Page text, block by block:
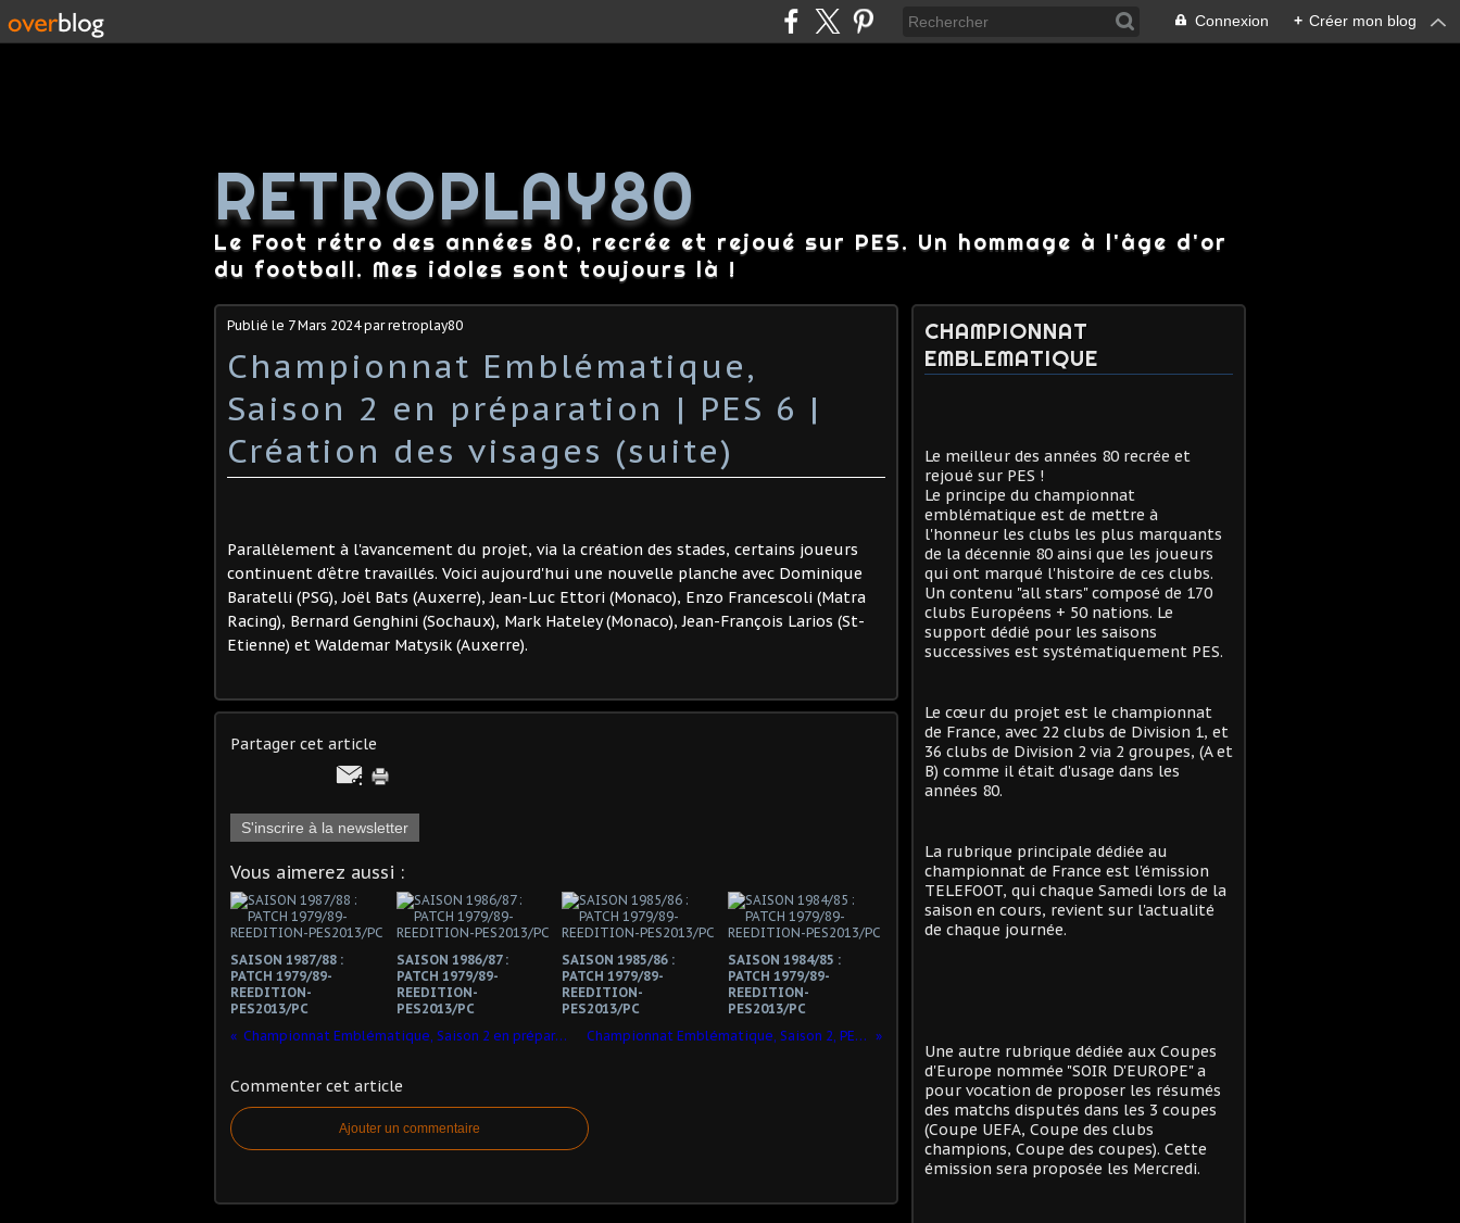
Connexion + Créer mon blog
RETROPLAY80
Le Foot rétro des années 80, recrée et rejoué sur PES. Un hommage à l'âge d'or
du football. Mes idoles sont toujours là !
Publié le 7 Mars 2024par retroplay80
Championnat Emblématique,
Saison 2 en préparation | PES 6 |
Création des visages (suite)
Parallèlement à l'avancement du projet, via la création des stades, certains joueurs
continuent d'être travaillés. Voici aujourd'hui une nouvelle planche avec Dominique
Baratelli (PSG), Joël Bats (Auxerre), Jean-Luc Ettori (Monaco), Enzo Francescoli (Matra
Racing), Bernard Genghini (Sochaux), Mark Hateley (Monaco), Jean-François Larios (St-
Etienne) et Waldemar Matysik (Auxerre).
Partager cet article
S'inscrire à la newsletter
Vous aimerez aussi :
SAISON 1987/88 :
PATCH 1979/89-
REEDITION-
PES2013/PC
SAISON 1986/87 :
PATCH 1979/89-
REEDITION-
PES2013/PC
SAISON 1985/86 :
PATCH 1979/89-
REEDITION-
PES2013/PC
SAISON 1984/85 :
PATCH 1979/89-
REEDITION-
PES2013/PC
Championnat Emblématique, Saison 2 en préparation | PES 6 | Création des ballons !
Championnat Emblématique, Saison 2, PES 6/PC : Habillage des stades !
Commenter cet article
Ajouter un commentaire
CHAMPIONNAT
EMBLEMATIQUE
Le meilleur des années 80 recrée et
rejoué sur PES !
Le principe du championnat
emblématique est de mettre à
l'honneur les clubs les plus marquants
de la décennie 80 ainsi que les joueurs
qui ont marqué l'histoire de ces clubs.
Un contenu "all stars" composé de 170
clubs Européens + 50 nations. Le
support dédié pour les saisons
successives est systématiquement PES.
Le cœur du projet est le championnat
de France, avec 22 clubs de Division 1, et
36 clubs de Division 2 via 2 groupes, (A et
B) comme il était d'usage dans les
années 80.
La rubrique principale dédiée au
championnat de France est l'émission
TELEFOOT, qui chaque Samedi lors de la
saison en cours, revient sur l'actualité
de chaque journée.
Une autre rubrique dédiée aux Coupes
d'Europe nommée "SOIR D'EUROPE" a
pour vocation de proposer les résumés
des matchs disputés dans les 3 coupes
(Coupe UEFA, Coupe des clubs
champions, Coupe des coupes). Cette
émission sera proposée les Mercredi.